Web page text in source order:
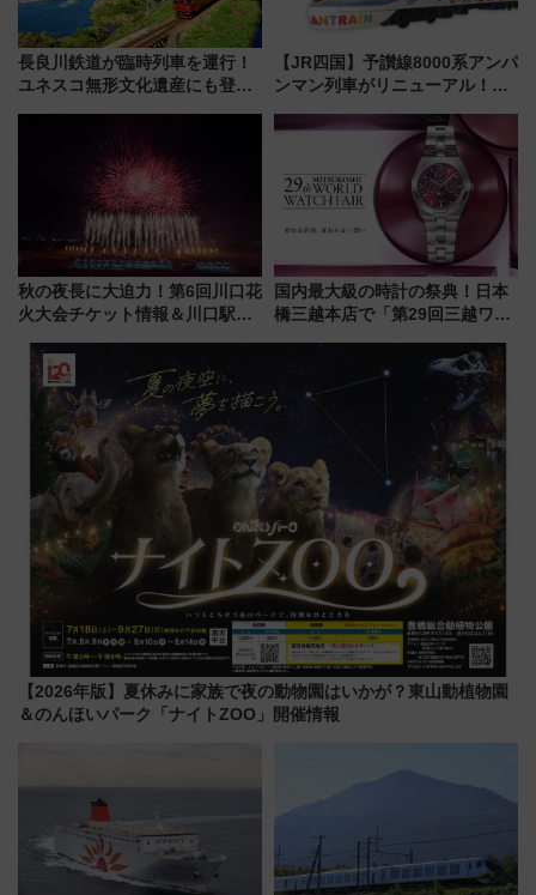
長良川鉄道が臨時列車を運行！
ユネスコ無形文化遺産にも登録
に 乗車には予約が必要
【JR四国】予讃線8000系アンパ
ンマン列車がリニューアル！内
今年12月
秋の夜長に大迫力！第6回川口花
火大会チケット情報＆川口駅か
国内最大級の時計の祭典！日本
橋三越本店で「第29回三越ワー
【2026年8月5日～25日】
【2026年版】夏休みに家族で夜の動物園はいかが？東山動植物園
＆のんほいパーク「ナイトZOO」開催情報